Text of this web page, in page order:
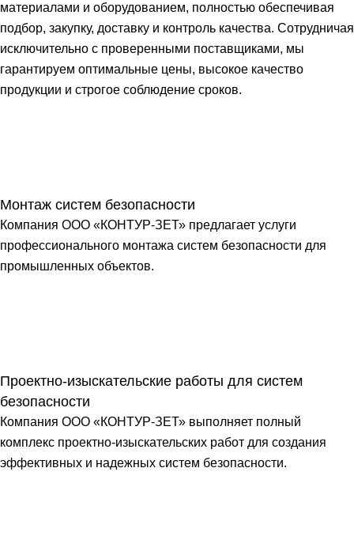
материалами и оборудованием, полностью обеспечивая
подбор, закупку, доставку и контроль качества. Сотрудничая
исключительно с проверенными поставщиками, мы
гарантируем оптимальные цены, высокое качество
продукции и строгое соблюдение сроков.
Монтаж систем безопасности
Компания ООО «КОНТУР-ЗЕТ» предлагает услуги
профессионального монтажа систем безопасности для
промышленных объектов.
Проектно-изыскательские работы для систем
безопасности
Компания ООО «КОНТУР-ЗЕТ» выполняет полный
комплекс проектно-изыскательских работ для создания
эффективных и надежных систем безопасности.